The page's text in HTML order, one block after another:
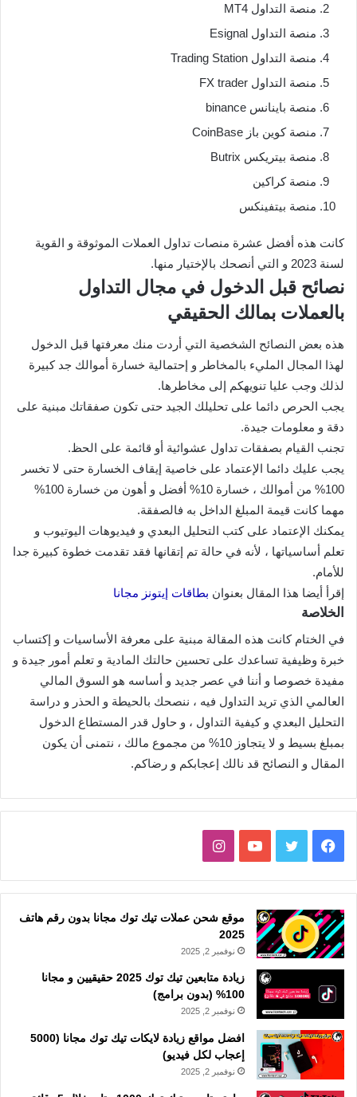
منصة التداول MT4
منصة التداول Esignal
منصة التداول Trading Station
منصة التداول FX trader
منصة باينانس binance
منصة كوين باز CoinBase
منصة بيتريكس Butrix
منصة كراكين
منصة بيتفينكس
كانت هذه أفضل عشرة منصات تداول العملات الموثوقة و القوية
لسنة 2023 و التي أنصحك بالإختيار منها.
نصائح قبل الدخول في مجال التداول
بالعملات بمالك الحقيقي
هذه بعض النصائح الشخصية التي أردت منك معرفتها قبل الدخول
لهذا المجال المليء بالمخاطر و إحتمالية خسارة أموالك جد كبيرة
لذلك وجب عليا تنويهكم إلى مخاطرها.
يجب الحرص دائما على تحليلك الجيد حتى تكون صفقاتك مبنية على
دقة و معلومات جيدة.
تجنب القيام بصفقات تداول عشوائية أو قائمة على الحظ.
يجب عليك دائما الإعتماد على خاصية إيقاف الخسارة حتى لا تخسر
100% من أموالك ، خسارة 10% أفضل و أهون من خسارة 100%
مهما كانت قيمة المبلغ الداخل به فالصفقة.
يمكنك الإعتماد على كتب التحليل البعدي و فيديوهات اليوتيوب و
تعلم أساسياتها ، لأنه في حالة تم إتقانها فقد تقدمت خطوة كبيرة جدا
للأمام.
إقرأ أيضا هذا المقال بعنوان بطاقات إيتونز مجانا
الخلاصة
في الختام كانت هذه المقالة مبنية على معرفة الأساسيات و إكتساب
خبرة وظيفية تساعدك على تحسين حالتك المادية و تعلم أمور جيدة و
مفيدة خصوصا و أننا في عصر جديد و أساسه هو السوق المالي
العالمي الذي تريد التداول فيه ، ننصحك بالحيطة و الحذر و دراسة
التحليل البعدي و كيفية التداول ، و حاول قدر المستطاع الدخول
بمبلغ بسيط و لا يتجاوز 10% من مجموع مالك ، نتمنى أن يكون
المقال و النصائح قد نالك إعجابكم و رضاكم.
فيسبوك تويتر يوتيوبانستقرام
موقع شحن عملات تيك توك مجانا بدون رقم هاتف
2025
نوفمبر 2, 2025
زيادة متابعين تيك توك 2025 حقيقيين و مجانا
100% (بدون برامج)
نوفمبر 2, 2025
افضل مواقع زيادة لايكات تيك توك مجانا (5000
إعجاب لكل فيديو)
نوفمبر 2, 2025